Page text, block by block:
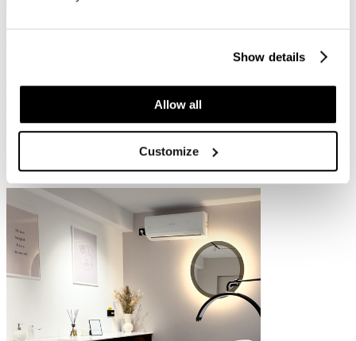
Show details
Allow all
Customize
Das Soho House of Beauty hat sich in jedem Behandlungsraum für
sind. Die Velvet Evo W4 Pro Podo ist in der Hotel- und Spa-Welt
sehr beliebt. Aufgrund ihrer multifunktionalen Einsatzmöglichkeiten
geeignet. Die Cloud 9 Matratze und der vierte Motor sorgen
zusammen für ein angenehm weiches und schwebendes Gefühl.